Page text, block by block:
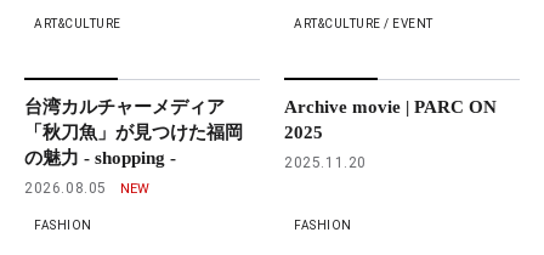
ART&CULTURE
台湾カルチャーメディア
「秋刀魚」が見つけた福岡
の魅力 - shopping -
2026.08.05
ART&CULTURE / EVENT
Archive movie | PARC ON
2025
2025.11.20
FASHION FASHION